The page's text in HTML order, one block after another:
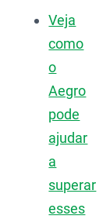
Veja
como
o
Aegro
pode
ajudar
a
superar
esses